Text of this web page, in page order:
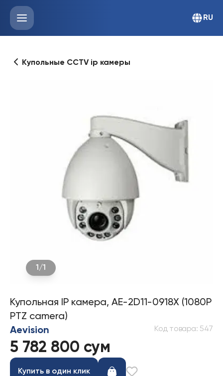
RU
Купольные CCTV ip камеры
1 /1
Купольная IP камера, AE-2D11-0918X (1080P
PTZ camera)
Aevision
Код товара: 547
5 782 800 сум
Купить в один клик